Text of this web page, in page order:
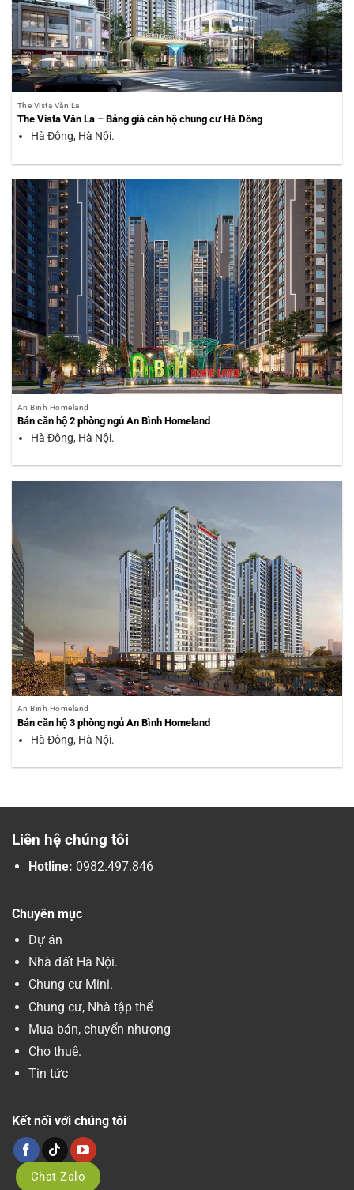
Chat Zalo
The Vista Văn La
The Vista Văn La – Bảng giá căn hộ chung cư Hà Đông
Hà Đông, Hà Nội.
An Bình Homeland
Bán căn hộ 2 phòng ngủ An Bình Homeland
Hà Đông, Hà Nội.
An Bình Homeland
Bán căn hộ 3 phòng ngủ An Bình Homeland
Hà Đông, Hà Nội.
Liên hệ chúng tôi
Hotline: 0982.497.846
Chuyên mục
Dự án
Nhà đất Hà Nội.
Chung cư Mini.
Chung cư, Nhà tập thể
Mua bán, chuyển nhượng
Cho thuê.
Tin tức
Kết nối với chúng tôi